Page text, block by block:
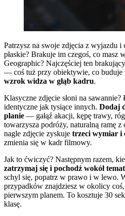
Patrzysz na swoje zdjęcia z wyjazdu i
płaskie? Brakuje im czegoś, co masz
Geographic? Najczęściej ten
— coś tuż przy obiektywie, co buduje
wzrok widza w głąb kadru.
Klasyczne zdjęcie słoni na sawannie?
identyczne jak tysiące innych. Dodaj
planie — gałąź akacji, kępę trawy,
towarzysza podróży, naturalną ramę
nagle zdjęcie zyskuje trzeci wymiar i
zmienia się w kadr filmowy.
Jak to ćwiczyć? Następnym razem,
zatrzymaj się i pochodź wokół
schyl się, popatrz w prawo i w lewo.
przypadków znajdziesz w okolicy
pierwszym planem. To kosztuje 30
klasę.